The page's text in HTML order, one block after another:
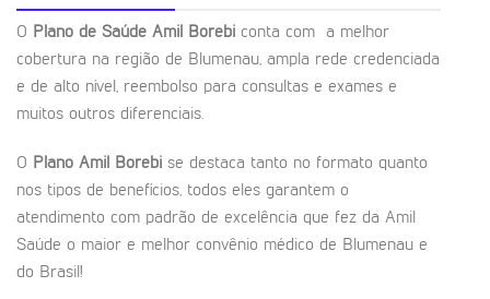
O Plano de Saúde Amil Borebi conta com a melhor
cobertura na região de Blumenau, ampla rede credenciada
e de alto nível, reembolso para consultas e exames e
muitos outros diferenciais.
O Plano Amil Borebi se destaca tanto no formato quanto
nos tipos de benefícios, todos eles garantem o
atendimento com padrão de excelência que fez da Amil
Saúde o maior e melhor convênio médico de Blumenau e
do Brasil!